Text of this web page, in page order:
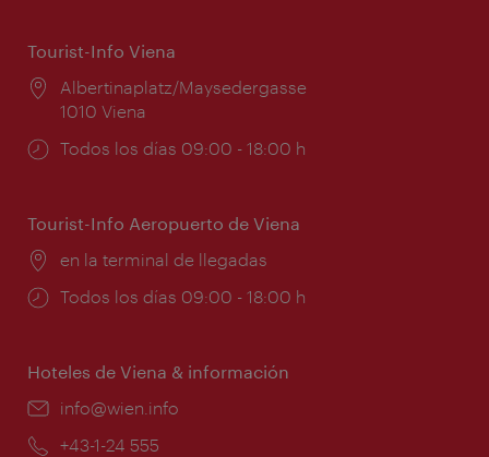
Tourist-Info Viena
Lugar:
Albertinaplatz/Maysedergasse
1010 Viena
Horarios
Todos los días 09:00 - 18:00 h
Tourist-Info Aeropuerto de Viena
Lugar:
en la terminal de llegadas
Horarios
Todos los días 09:00 - 18:00 h
Hoteles de Viena & información
e-
info@wien.info
Teléfono:
+43-1-24 555